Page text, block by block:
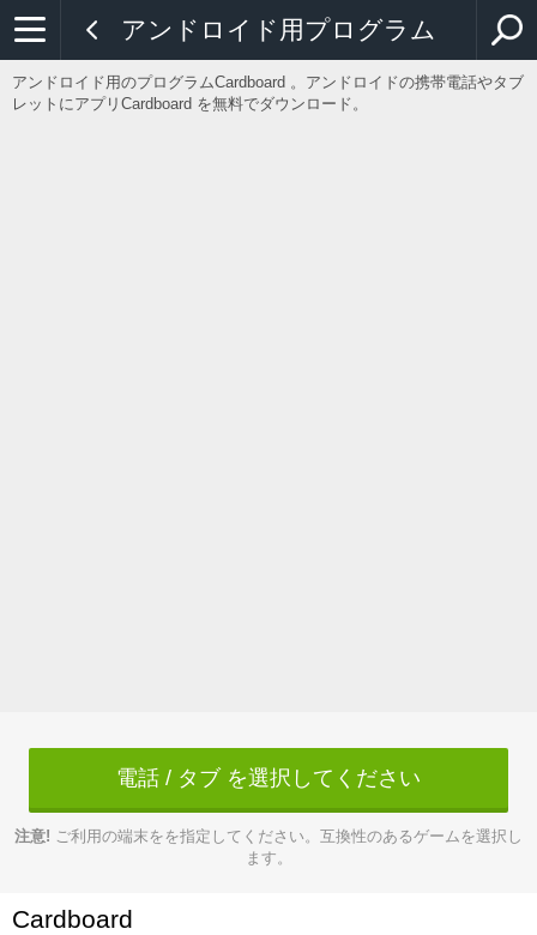
アンドロイド用プログラム
アンドロイド用のプログラムCardboard 。アンドロイドの携帯電話やタブ
レットにアプリCardboard を無料でダウンロード。
電話 / タブ を選択してください
注意! ご利用の端末をを指定してください。互換性のあるゲームを選択し
ます。
Cardboard